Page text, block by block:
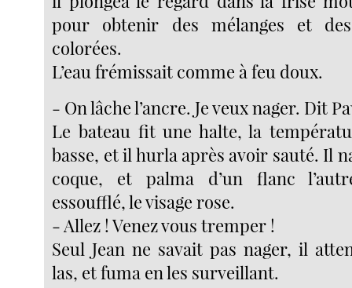
pour obtenir des mélanges et
colorées.
L’eau frémissait comme à feu doux.
- On lâche l’ancre. Je veux nager. Dit
Le bateau fit une halte, la
basse, et il hurla après avoir sauté. Il
coque, et palma d’un flanc
essoufflé, le visage rose.
- Allez ! Venez vous tremper !
Seul Jean ne savait pas nager, il
las, et fuma en les surveillant.